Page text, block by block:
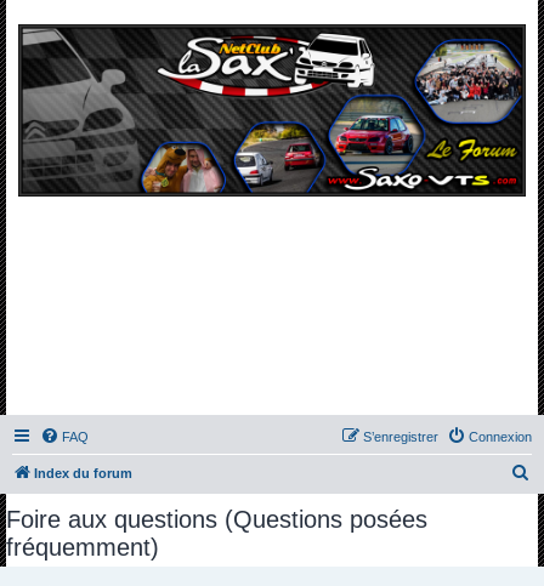
FAQ Connexion
S’enregistrer
Index du forum
Foire aux questions (Questions posées
fréquemment)